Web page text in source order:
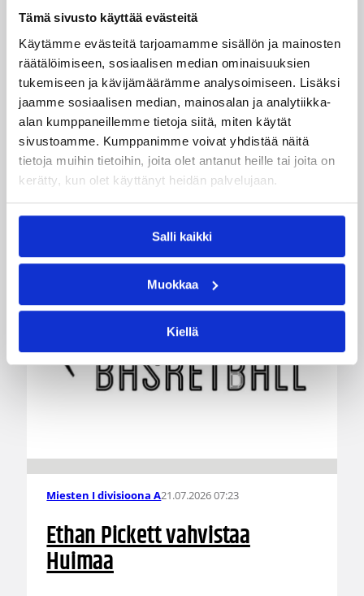
Tämä sivusto käyttää evästeitä
Käytämme evästeitä tarjoamamme sisällön ja mainosten
räätälöimiseen, sosiaalisen median ominaisuuksien
tukemiseen ja kävijämäärämme analysoimiseen. Lisäksi
jaamme sosiaalisen median, mainosalan ja analytiikka-
alan kumppaneillemme tietoja siitä, miten käytät
sivustoamme. Kumppanimme voivat yhdistää näitä
tietoja muihin tietoihin, joita olet antanut heille tai joita on
kerätty, kun olet käyttänyt heidän palvelujaan.
Salli kaikki
Muokkaa
Kiellä
2027 ovat vahvistumassa hyvää vauhtia.
Pelaajasopimuksistaan tulevalle kaudelle ovat
viime päivinä ilmoittaneet mm. Torpan Pojat,
Äänekosken Huima, KaU Karkkila sekä Namika
Lappeenranta.
Miesten I divisioona A21.07.2026 07:23
Ethan Pickett vahvistaa
Huimaa